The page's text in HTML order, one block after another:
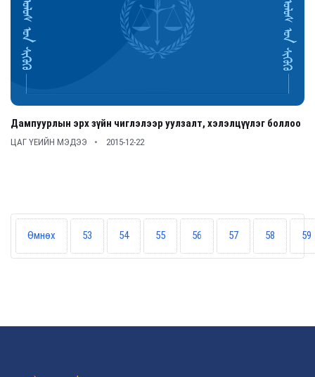
Дампуурлын эрх зүйн чиглэлээр уулзалт, хэлэлцүүлэг боллоо
ЦАГ ҮЕИЙН МЭДЭЭ 2015-12-22
Өмнөх 53 54 55 56 57 58 59